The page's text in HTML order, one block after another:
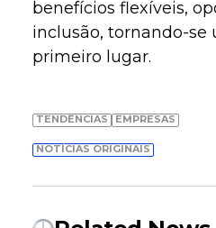
benefícios flexíveis,
inclusão, tornando-se
primeiro lugar.
TENDÊNCIAS EMPRESAS
NOTÍCIAS ORIGINAIS